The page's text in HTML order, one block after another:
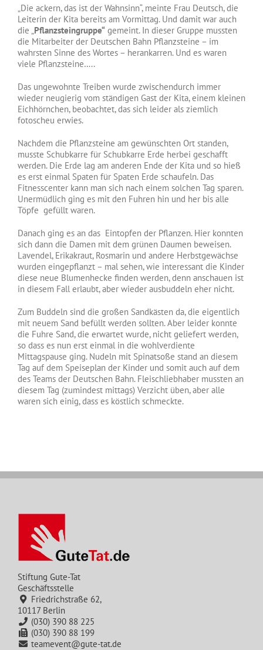
„Die ackern, das ist der Wahnsinn“, meinte Frau Deutsch, die
Leiterin der Kita bereits am Vormittag. Und damit war auch
die „ Pflanzsteingruppe“ gemeint. In dieser Gruppe mussten
die Mitarbeiter der Deutschen Bahn Pflanzsteine – im
wahrsten Sinne des Wortes – herankarren. Und es waren
viele Pflanzsteine…..
Das ungewohnte Treiben wurde zwischendurch immer
wieder neugierig vom ständigen Gast der Kita, einem kleinen
Eichhörnchen, beobachtet, das sich leider als ziemlich
fotoscheu erwies.
Nachdem die Pflanzsteine am gewünschten Ort standen,
musste Schubkarre für Schubkarre Erde herbei geschafft
werden. Die Erde lag am anderen Ende der Kita und so hieß
es erst einmal Spaten für Spaten Erde schaufeln. Das
Fitnesscenter kann man sich nach einem solchen Tag sparen.
Unermüdlich ging es mit den Fuhren hin und her bis alle
Töpfe gefüllt waren.
Danach ging es an das Eintopfen der Pflanzen. Hier konnten
sich dann die Damen mit dem grünen Daumen beweisen.
Lavendel, Erikakraut, Rosmarin und andere Herbstgewächse
wurden eingepflanzt – mal sehen, wie interessant die Kinder
diese neue Blumenhecke finden werden, denn anschauen ist
in diesem Fall erlaubt, aber wieder ausbuddeln eher nicht.
Zum Buddeln sind die großen Sandkästen da, die eigentlich
mit neuem Sand befüllt werden sollten. Aber leider konnte
die Fuhre Sand, die erwartet wurde, nicht geliefert werden,
so dass es nun erst einmal in die wohlverdiente
Mittagspause ging. Nudeln mit Spinatsoße stand an diesem
Tag auf dem Speiseplan der Kinder und somit auch auf dem
des Teams der Deutschen Bahn. Fleischliebhaber mussten an
diesem Tag (zumindest mittags) Verzicht üben, aber alle
waren sich einig, dass es köstlich schmeckte.
Stiftung Gute-Tat
Geschäftsstelle
Friedrichstraße 62,
10117 Berlin
(030) 390 88 225
(030) 390 88 199
teamevent@gute-tat.de